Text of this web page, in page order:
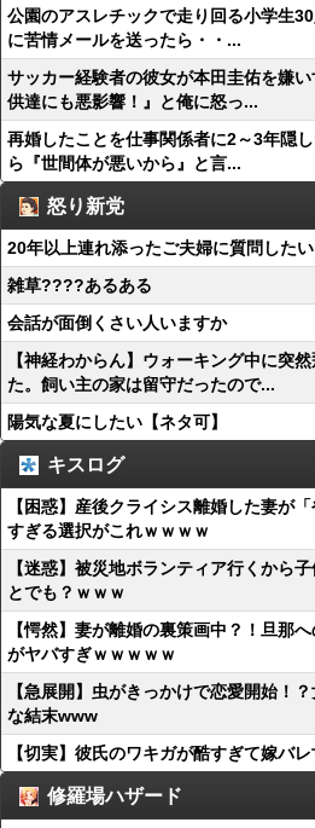
公園のアスレチックで走り回る小学生
に苦情メールを送ったら・・...
サッカー経験者の彼女が本田圭佑を嫌
供達にも悪影響！』と俺に怒っ...
再婚したことを仕事関係者に2～3年隠
ら『世間体が悪いから』と言...
怒り新党
20年以上連れ添ったご夫婦に質問したい
雑草????あるある
会話が面倒くさい人いますか
【神経わからん】ウォーキング中に突
た。飼い主の家は留守だったので...
陽気な夏にしたい【ネタ可】
キスログ
【困惑】産後クライシス離婚した妻が
すぎる選択がこれｗｗｗｗ
【迷惑】被災地ボランティア行くから
とでも？ｗｗｗ
【愕然】妻が離婚の裏策画中？！旦那
がヤバすぎｗｗｗｗｗ
【急展開】虫がきっかけで恋愛開始！
な結末www
【切実】彼氏のワキガが酷すぎて嫁バ
修羅場ハザード